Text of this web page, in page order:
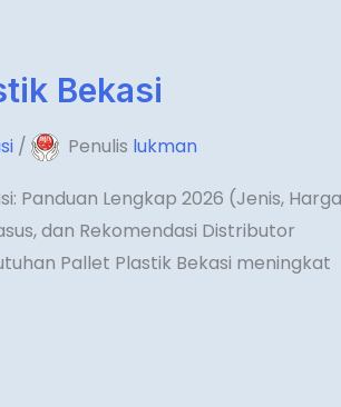
Bekasi
/ Penulis lukman
Panduan Lengkap 2026 (Jenis,
dan Rekomendasi Distributor
Pallet Plastik Bekasi meningkat